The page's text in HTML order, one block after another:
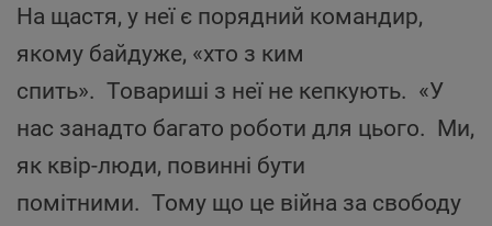
На щастя, у неї є порядний командир,
якому байдуже, «хто з ким
спить». Товариші з неї не кепкують. «У
нас занадто багато роботи для цього. Ми,
як квір-люди, повинні бути
помітними. Тому що це війна за свободу